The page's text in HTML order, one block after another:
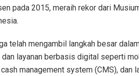
pada 2015, meraih rekor dari
telah mengambil langkah besar
layanan berbasis digital seperti
management system (CMS), dan